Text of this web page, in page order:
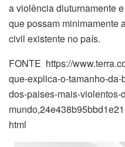
a violência diuturnamente
que possam minimamente
civil existente no país.
FONTE https://
que-explica-o-tamanho-
dos-paises-mais-violentos-
html